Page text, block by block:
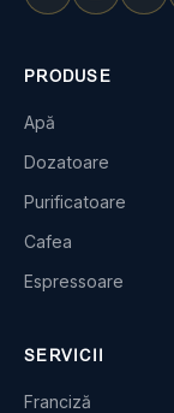
PRODUSE
Apă
Dozatoare
Purificatoare
Cafea
Espressoare
SERVICII
Franciză